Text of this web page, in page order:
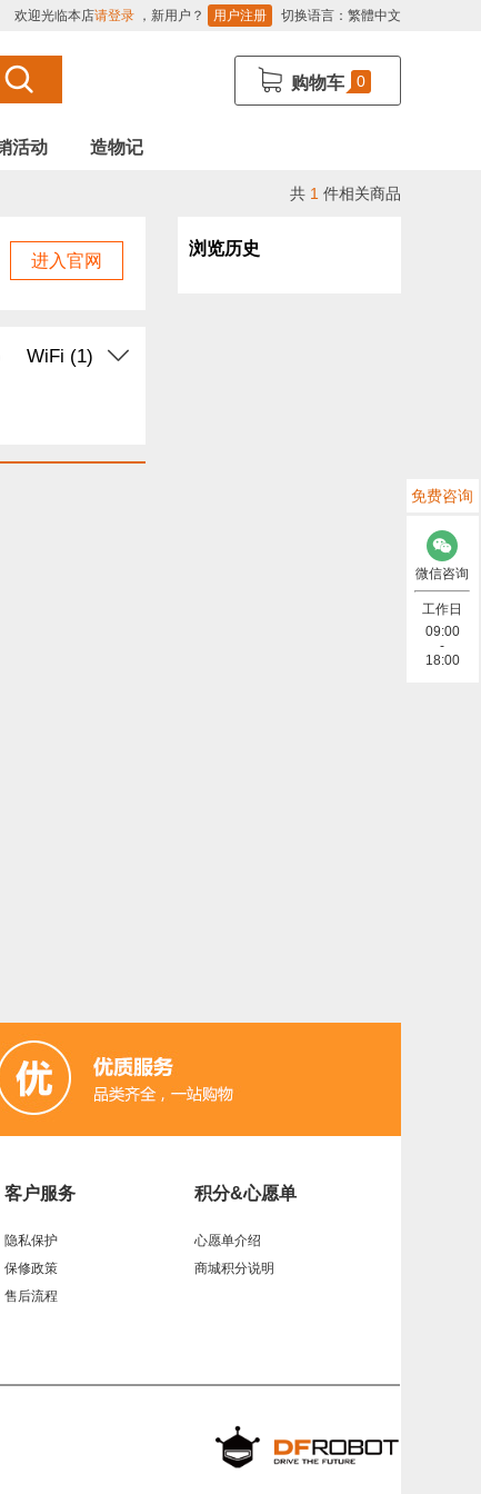
欢迎光临本店请登录 ，新用户？ 用户注册 切换语言： 繁體中文
购物车 0
活动 造物记
共 1 件相关商品
进入官网
WiFi (1)
浏览历史
客户服务
隐私保护
保修政策
售后流程
积分&心愿单
心愿单介绍
商城积分说明
免费咨询
微信咨询
工作日
09:00
-
18:00